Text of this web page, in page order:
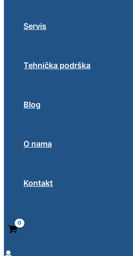
Servis
Tehnička podrška
Blog
O nama
Kontakt